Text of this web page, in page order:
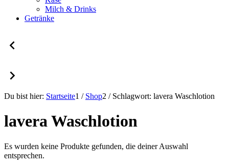
Milch & Drinks
Getränke
Du bist hier: Startseite1 / Shop2 / Schlagwort: lavera Waschlotion
lavera Waschlotion
Es wurden keine Produkte gefunden, die deiner Auswahl
entsprechen.